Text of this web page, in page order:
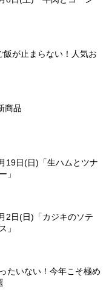
飯が止まらない！人気お
商品
19日(日)「生ハムとツナ
」
2日(日)「カジキのソテ
」
たいない！今年こそ極め